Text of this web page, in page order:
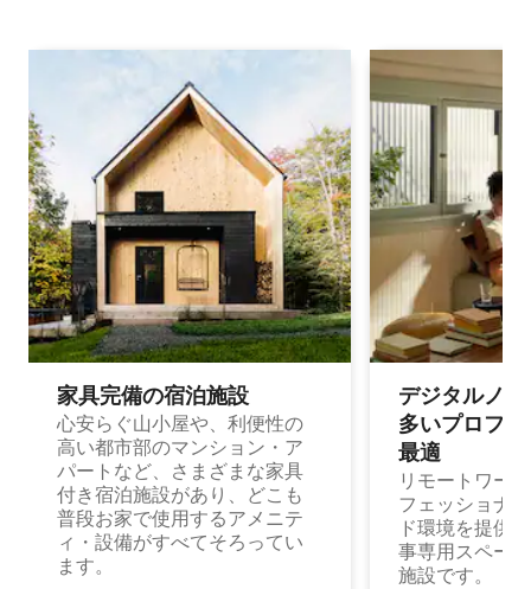
家具完備の宿⁠泊⁠施⁠設
心安らぐ山小屋や、利便性の
高い都市部のマンション・ア
パートなど、さまざまな家具
付き宿泊施設があり、どこも
普段お家で使用するアメニテ
ィ・設備がすべてそろってい
ます。
デジタルノ
多⁠いプ⁠ロ⁠フ⁠
最⁠適
リモートワー
フェッショナ
ド環境を提供
事専用スペー
施設です。